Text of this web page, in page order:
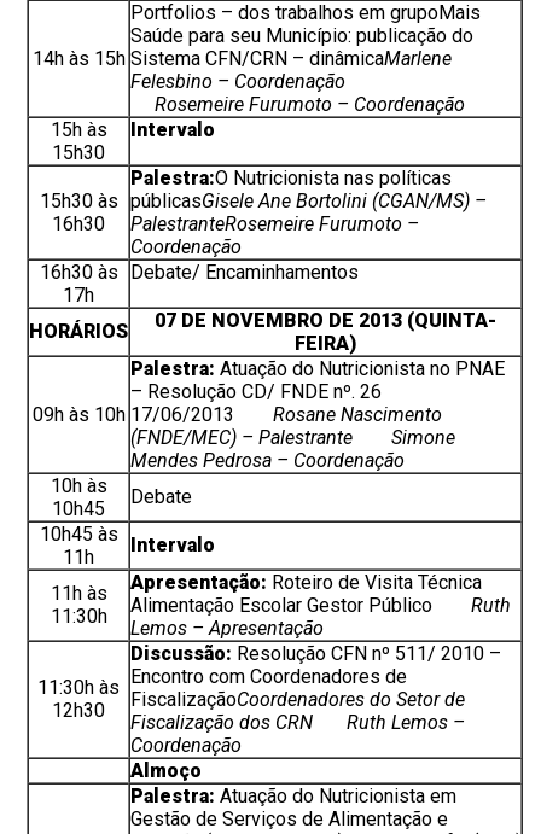
14h às 15h
Portfolios – dos trabalhos em grupoMais
Saúde para seu Município: publicação do
Sistema CFN/CRN – dinâmicaMarlene
Felesbino – Coordenação
Rosemeire Furumoto – Coordenação
15h às
15h30
Intervalo
15h30 às
16h30
Palestra:O Nutricionista nas políticas
públicasGisele Ane Bortolini (CGAN/MS) –
PalestranteRosemeire Furumoto –
Coordenação
16h30 às
17h
Debate/ Encaminhamentos
HORÁRIOS
07 DE NOVEMBRO DE 2013 (QUINTA-
FEIRA)
09h às 10h
Palestra: Atuação do Nutricionista no PNAE
– Resolução CD/ FNDE nº. 26
17/06/2013
Rosane Nascimento
(FNDE/MEC) – Palestrante
Simone
Mendes Pedrosa – Coordenação
10h às
10h45
Debate
10h45 às
11h
Intervalo
11h às
11:30h
Apresentação: Roteiro de Visita Técnica
Alimentação Escolar Gestor Público
Ruth
Lemos – Apresentação
11:30h às
12h30
Discussão: Resolução CFN nº 511/ 2010 –
Encontro com Coordenadores de
FiscalizaçãoCoordenadores do Setor de
Fiscalização dos CRN Ruth Lemos –
Coordenação
Almoço
Palestra:Atuação do Nutricionista em
Gestão de Serviços de Alimentação e